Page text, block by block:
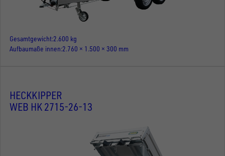
Gesamtgewicht 2.600 kg
Aufbaumaße innen 2.760 × 1.500 × 300 mm
HECKKIPPER
WEB HK 2715-26-13